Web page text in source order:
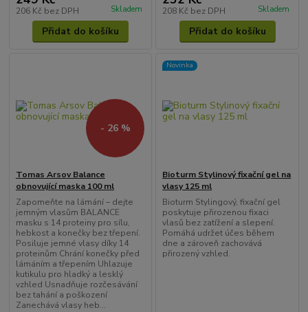
206 Kč bez DPH Skladem
Přidat do košíku
208 Kč bez DPH Skladem
Přidat do košíku
- 26 %
Tomas Arsov Balance
obnovující maska 100 ml
Zapomeňte na lámání – dejte
jemným vlasům BALANCE
masku s 14 proteiny pro sílu,
hebkost a konečky bez třepení.
Posiluje jemné vlasy díky 14
proteinům Chrání konečky před
lámáním a třepením Uhlazuje
kutikulu pro hladký a lesklý
vzhled Usnadňuje rozčesávání
bez tahání a poškození
Zanechává vlasy heb...
Novinka
Bioturm Stylinový fixační gel na
vlasy 125 ml
Bioturm Stylingový, fixační gel
poskytuje přirozenou fixaci
vlasů bez zatížení a slepení.
Pomáhá udržet účes během
dne a zároveň zachovává
přirozený vzhled.